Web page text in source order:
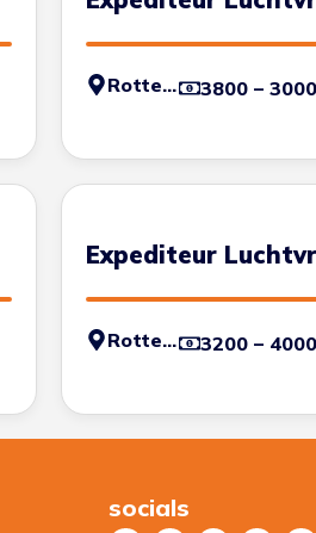
Rotterdam 3800 – 3000
Expediteur
Rotterdam 3200 – 4000
socials